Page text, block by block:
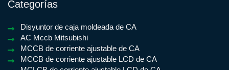
Categorías
Disyuntor de caja moldeada de CA
AC Mccb Mitsubishi
MCCB de corriente ajustable de CA
MCCB de corriente ajustable LCD de CA